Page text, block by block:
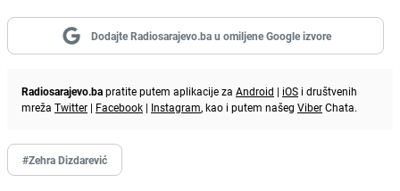
Dodajte Radiosarajevo.ba u omiljene Google izvore
Radiosarajevo.bapratite putem aplikacije za Android | iOS i društvenih
mreža Twitter | Facebook | Instagram, kao i putem našeg ViberChata.
#Zehra Dizdarević